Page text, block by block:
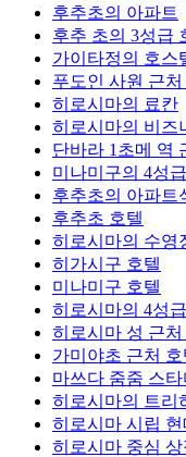
후추초의 아파트
후추 초의 3성급
가이타정의 호스
푸도인 사원 근처
히로시마의 료칸
히로시마의 비즈
단바라 1초메 역
미나미구의 4성
후추초의 아파트
후추초 호텔
히로시마의 수영
히가시구 호텔
미나미구 호텔
히로시마의 4성
히로시마 성 근처
가미야초 근처 호
마쓰다 줌줌 스
히로시마의 트리
히로시마 시립
히로시마 중심